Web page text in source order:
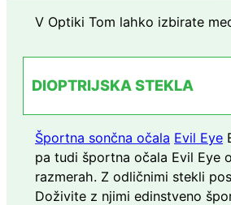
V Optiki Tom lahko izbirate
DIOPTRIJSKA STEKLA
Športna sončna očala Evil Eye
pa tudi športna očala Evil Eye
razmerah. Z odličnimi stekli
Doživite z njimi edinstveno